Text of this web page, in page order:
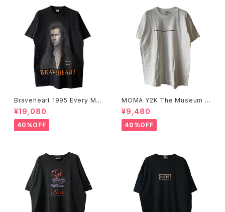
Braveheart 1995 Every Ma
n Dies, Not Every Man Real
ly Lives Movie Promo Tee
¥19,080
40%OFF
MOMA Y2K The Museum O
f Modern Art, New York Te
e
¥9,480
40%OFF